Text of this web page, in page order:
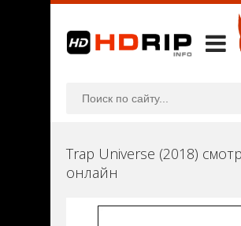
Trap Universe (2018)
онлайн